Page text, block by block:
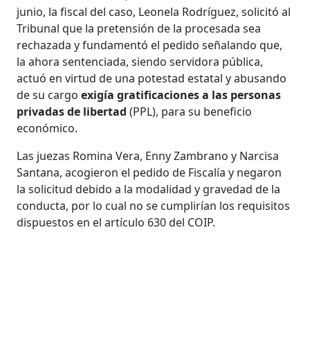
junio, la fiscal del caso, Leonela Rodríguez, solicitó al
Tribunal que la pretensión de la procesada sea
rechazada y fundamentó el pedido señalando que,
la ahora sentenciada, siendo servidora pública,
actuó en virtud de una potestad estatal y abusando
de su cargoexigía gratificaciones a las personas
privadas de libertad (PPL), para su beneficio
económico.
Las juezas Romina Vera, Enny Zambrano y Narcisa
Santana, acogieron el pedido de Fiscalía y negaron
la solicitud debido a la modalidad y gravedad de la
conducta, por lo cual no se cumplirían los requisitos
dispuestos en el artículo 630 del COIP.